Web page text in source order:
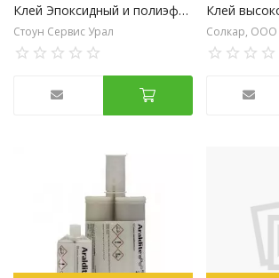
Клей Эпоксидный и полиэфирный
Стоун Сервис Урал Солкар, ООО